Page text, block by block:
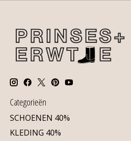
Categorieën
SCHOENEN 40%
KLEDING 40%